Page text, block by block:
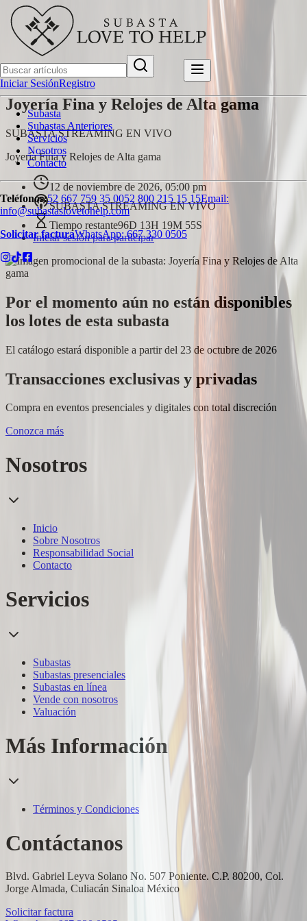
Iniciar SesiónRegistro
Subasta
Subastas Anteriores
Servicios
Nosotros
Contacto
Teléfonos:52 667 759 35 0052 800 215 15 15Email:
info@subastaslovetohelp.com
Solicitar facturaWhatsApp:667 330 0505
Joyería Fina y Relojes de Alta gama
SUBASTA STREAMING EN VIVO
Joyería Fina y Relojes de Alta gama
12 de noviembre de 2026, 05:00 pm
SUBASTA STREAMING EN VIVO
Tiempo restante96D 13H 19M 55S
Iniciar sesión para participar
Por el momento aún no están disponibles
los lotes de esta subasta
El catálogo estará disponible a partir del 23 de octubre de 2026
Transacciones exclusivas y privadas
Compra en eventos presenciales y digitales con total discreción
Conozca más
Nosotros
Inicio
Sobre Nosotros
Responsabilidad Social
Contacto
Servicios
Subastas
Subastas presenciales
Subastas en línea
Vende con nosotros
Valuación
Más Información
Términos y Condiciones
Contáctanos
Blvd. Gabriel Leyva Solano No. 507 Poniente. C.P. 80200, Col.
Jorge Almada, Culiacán Sinaloa México
Solicitar factura